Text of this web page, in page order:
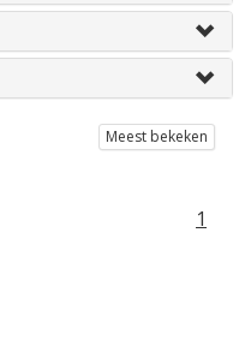
Meest bekeken
1